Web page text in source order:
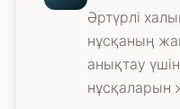
Әртүрлі
нұсқаның
анықтау
нұсқаларын